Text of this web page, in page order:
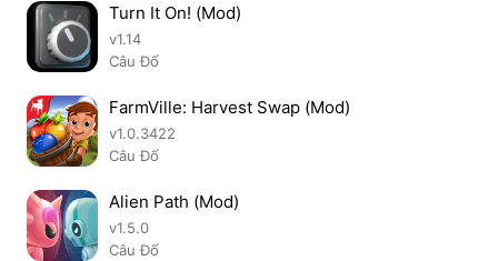
Turn It On! (Mod)
v1.14
Câu Đố
FarmVille: Harvest Swap (Mod)
v1.0.3422
Câu Đố
Alien Path (Mod)
v1.5.0
Câu Đố